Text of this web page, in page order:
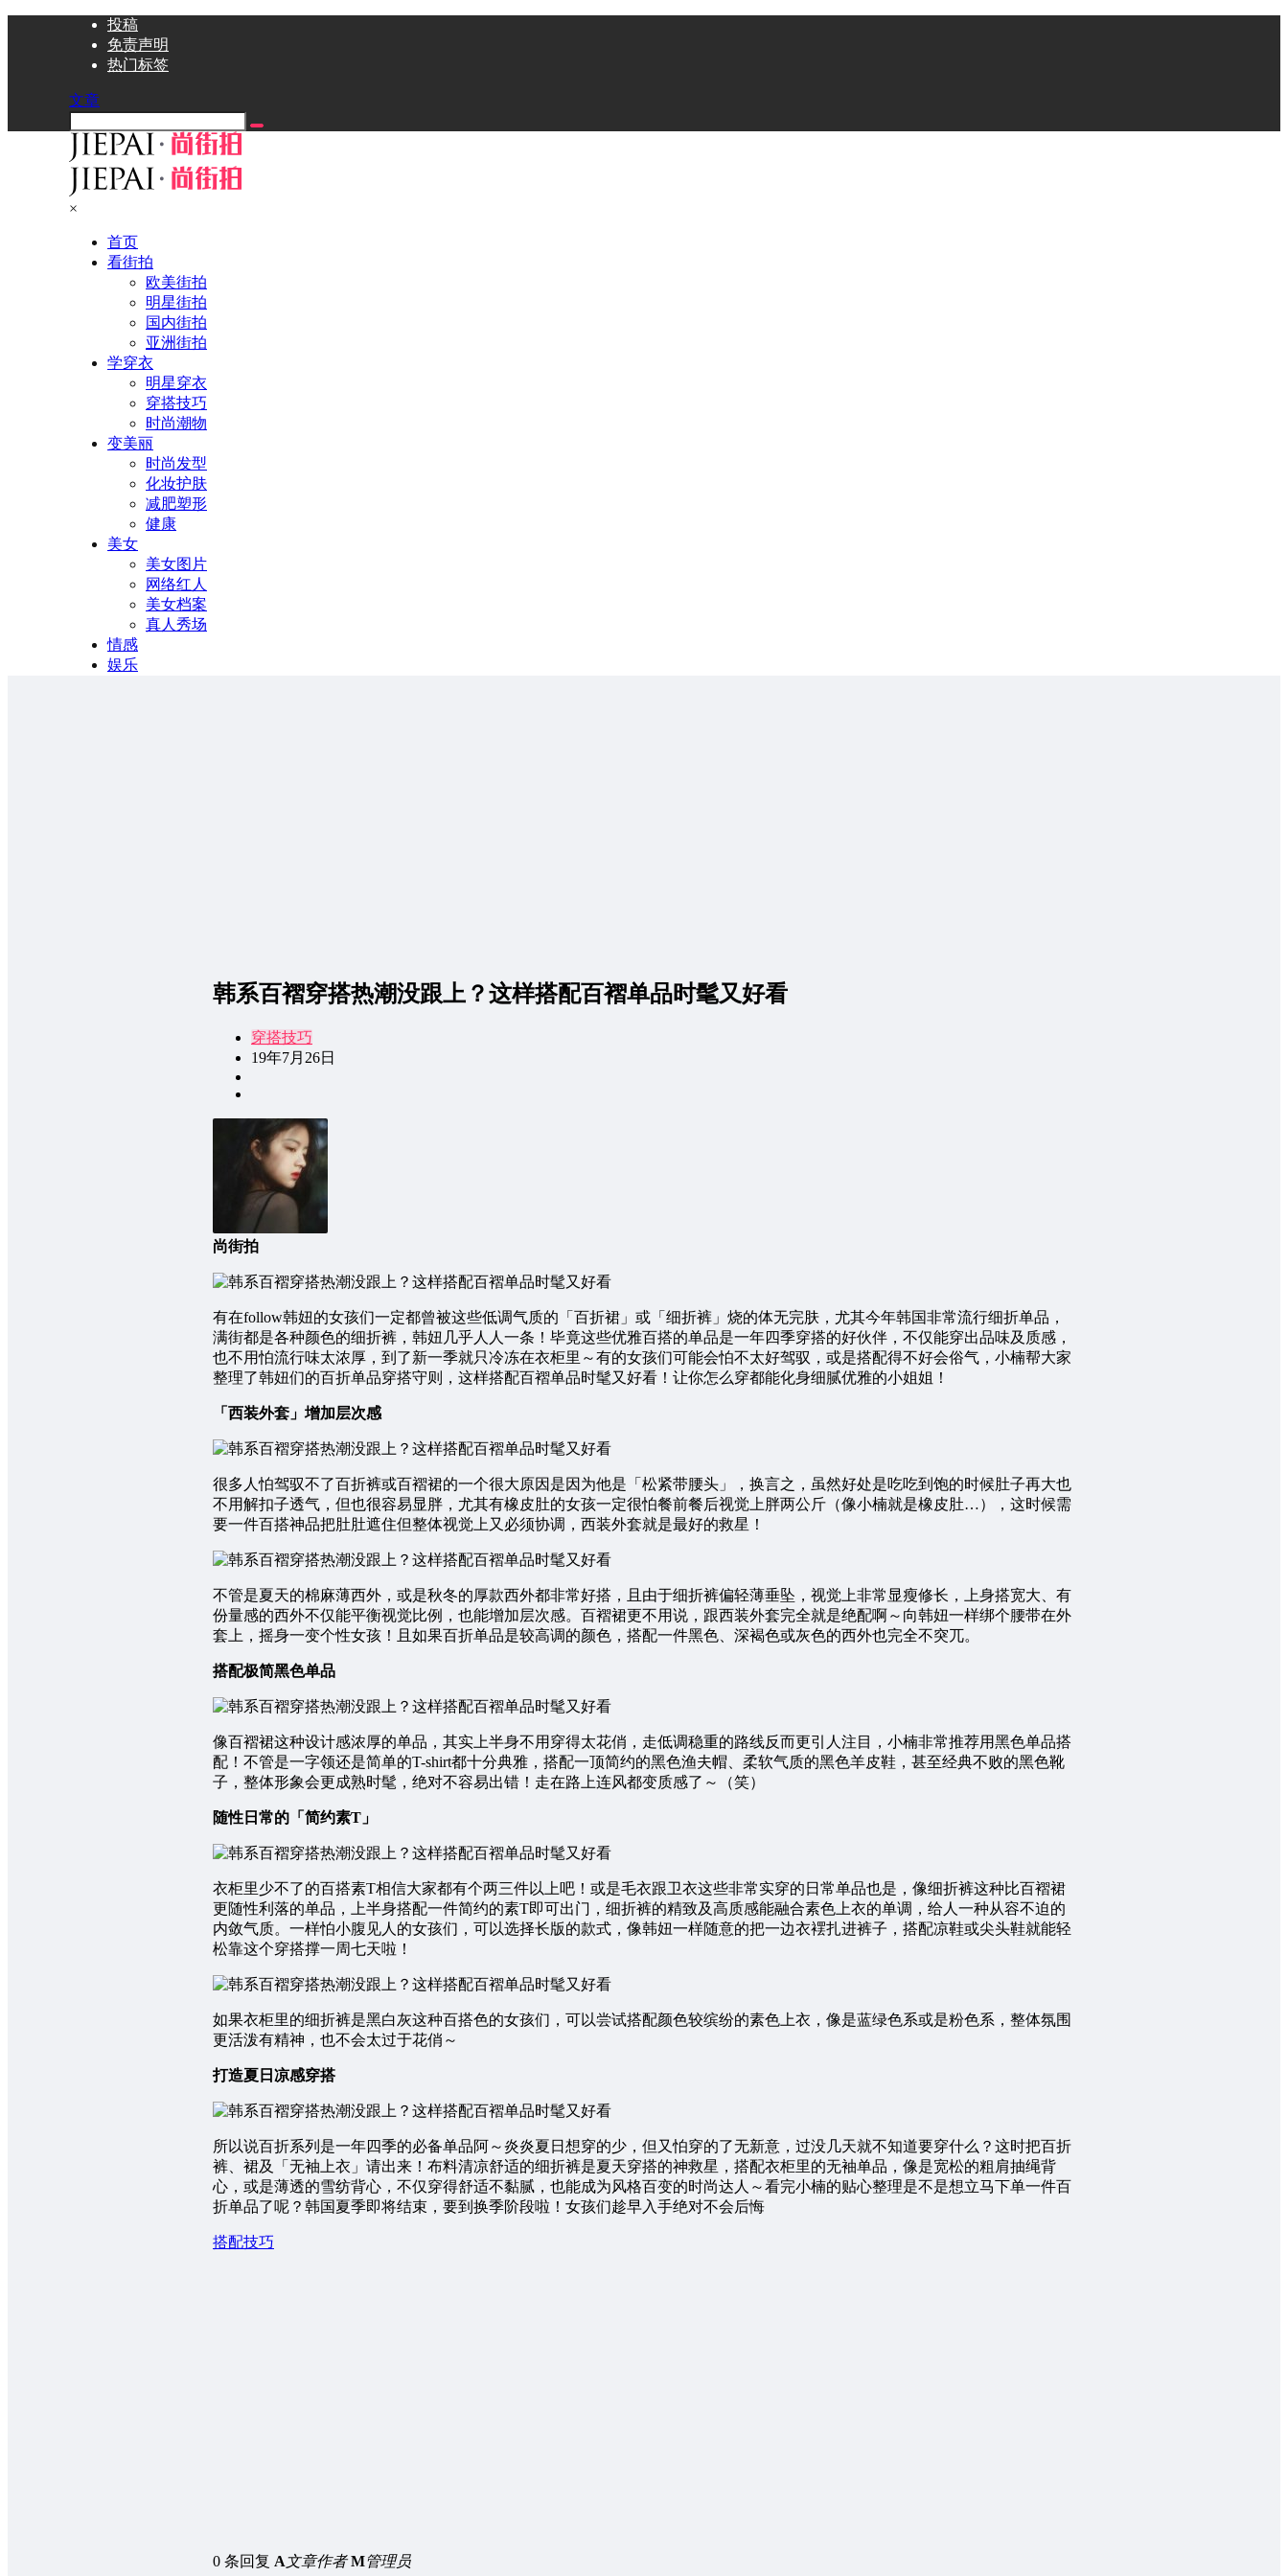
投稿
免责声明
热门标签
文章
×
首页
看街拍
欧美街拍
明星街拍
国内街拍
亚洲街拍
学穿衣
明星穿衣
穿搭技巧
时尚潮物
变美丽
时尚发型
化妆护肤
减肥塑形
健康
美女
美女图片
网络红人
美女档案
真人秀场
情感
娱乐
韩系百褶穿搭热潮没跟上？这样搭配百褶单品时髦又好看
穿搭技巧
19年7月26日
尚街拍
有在follow韩妞的女孩们一定都曾被这些低调气质的「百折裙」或「细折裤」烧的体无完肤，尤其今年韩国非常流行细折单品，
满街都是各种颜色的细折裤，韩妞几乎人人一条！毕竟这些优雅百搭的单品是一年四季穿搭的好伙伴，不仅能穿出品味及质感，
也不用怕流行味太浓厚，到了新一季就只冷冻在衣柜里～有的女孩们可能会怕不太好驾驭，或是搭配得不好会俗气，小楠帮大家
整理了韩妞们的百折单品穿搭守则，这样搭配百褶单品时髦又好看！让你怎么穿都能化身细腻优雅的小姐姐！
「西装外套」增加层次感
很多人怕驾驭不了百折裤或百褶裙的一个很大原因是因为他是「松紧带腰头」，换言之，虽然好处是吃吃到饱的时候肚子再大也
不用解扣子透气，但也很容易显胖，尤其有橡皮肚的女孩一定很怕餐前餐后视觉上胖两公斤（像小楠就是橡皮肚…），这时候需
要一件百搭神品把肚肚遮住但整体视觉上又必须协调，西装外套就是最好的救星！
不管是夏天的棉麻薄西外，或是秋冬的厚款西外都非常好搭，且由于细折裤偏轻薄垂坠，视觉上非常显瘦修长，上身搭宽大、有
份量感的西外不仅能平衡视觉比例，也能增加层次感。百褶裙更不用说，跟西装外套完全就是绝配啊～向韩妞一样绑个腰带在外
套上，摇身一变个性女孩！且如果百折单品是较高调的颜色，搭配一件黑色、深褐色或灰色的西外也完全不突兀。
搭配极简黑色单品
像百褶裙这种设计感浓厚的单品，其实上半身不用穿得太花俏，走低调稳重的路线反而更引人注目，小楠非常推荐用黑色单品搭
配！不管是一字领还是简单的T-shirt都十分典雅，搭配一顶简约的黑色渔夫帽、柔软气质的黑色羊皮鞋，甚至经典不败的黑色靴
子，整体形象会更成熟时髦，绝对不容易出错！走在路上连风都变质感了～（笑）
随性日常的「简约素T」
衣柜里少不了的百搭素T相信大家都有个两三件以上吧！或是毛衣跟卫衣这些非常实穿的日常单品也是，像细折裤这种比百褶裙
更随性利落的单品，上半身搭配一件简约的素T即可出门，细折裤的精致及高质感能融合素色上衣的单调，给人一种从容不迫的
内敛气质。一样怕小腹见人的女孩们，可以选择长版的款式，像韩妞一样随意的把一边衣䙓扎进裤子，搭配凉鞋或尖头鞋就能轻
松靠这个穿搭撑一周七天啦！
如果衣柜里的细折裤是黑白灰这种百搭色的女孩们，可以尝试搭配颜色较缤纷的素色上衣，像是蓝绿色系或是粉色系，整体氛围
更活泼有精神，也不会太过于花俏～
打造夏日凉感穿搭
所以说百折系列是一年四季的必备单品阿～炎炎夏日想穿的少，但又怕穿的了无新意，过没几天就不知道要穿什么？这时把百折
裤、裙及「无袖上衣」请出来！布料清凉舒适的细折裤是夏天穿搭的神救星，搭配衣柜里的无袖单品，像是宽松的粗肩抽绳背
心，或是薄透的雪纺背心，不仅穿得舒适不黏腻，也能成为风格百变的时尚达人～看完小楠的贴心整理是不是想立马下单一件百
折单品了呢？韩国夏季即将结束，要到换季阶段啦！女孩们趁早入手绝对不会后悔
搭配技巧
0 条回复 A文章作者 M管理员